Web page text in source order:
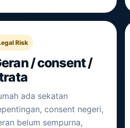
Risk
/ consent /
ada sekatan
consent negeri,
belum sempurna,